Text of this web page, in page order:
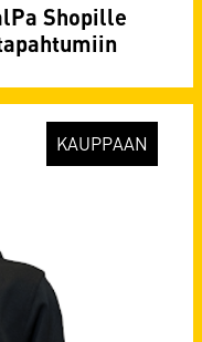
Shopille
KAUPPAAN